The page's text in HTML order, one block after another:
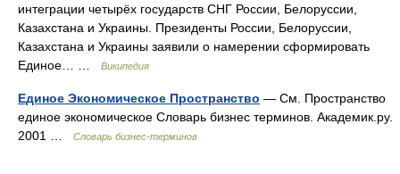
интеграции четырёх государств СНГ России, Белоруссии,
Казахстана и Украины. Президенты России, Белоруссии,
Казахстана и Украины заявили о намерении сформировать
Единое… …
Википедия
Единое Экономическое Пространство — См. Пространство
единое экономическое Словарь бизнес терминов. Академик.ру.
2001 …
Словарь бизнес-терминов